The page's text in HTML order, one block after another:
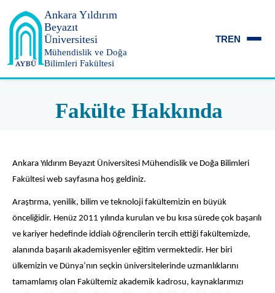
Ankara Yıldırım
Beyazıt
Üniversitesi
Mühendislik ve Doğa
Bilimleri Fakültesi
TREN
Fakülte Hakkında
Ankara Yıldırım Beyazıt Üniversitesi Mühendislik ve Doğa Bilimleri
Fakültesi web sayfasına hoş geldiniz.
Araştırma, yenilik, bilim ve teknoloji fakültemizin en büyük
önceliğidir. Henüz 2011 yılında kurulan ve bu kısa sürede çok başarılı
ve kariyer hedefinde iddialı öğrencilerin tercih ettiği fakültemizde,
alanında başarılı akademisyenler eğitim vermektedir. Her biri
ülkemizin ve Dünya’nın seçkin üniversitelerinde uzmanlıklarını
tamamlamış olan Fakültemiz akademik kadrosu, kaynaklarımızı